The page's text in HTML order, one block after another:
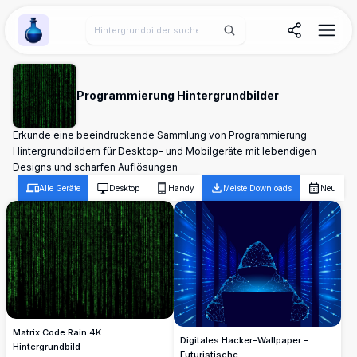
Wallpaper Alchemy
Programmierung Hintergrundbilder
Erkunde eine beeindruckende Sammlung von Programmierung
Hintergrundbildern für Desktop- und Mobilgeräte mit lebendigen
Designs und scharfen Auflösungen
Alle Geräte Desktop Handy Meiste Downloads Neu
Matrix Code Rain 4K
Hintergrundbild
Digitales Hacker-Wallpaper –
Futuristische